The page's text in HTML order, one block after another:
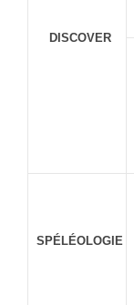
DISCOVER
SPÉLÉOLOGIE